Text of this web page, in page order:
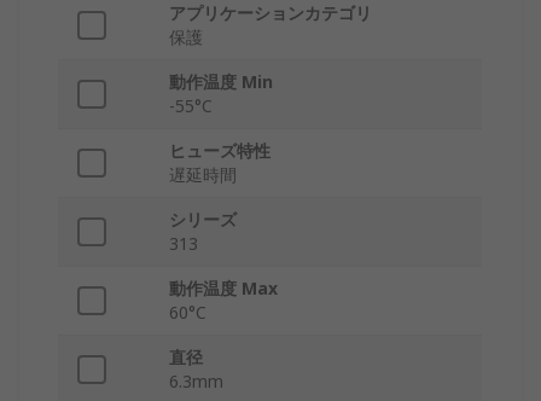
アプリケーションカテゴリ
保護
動作温度 Min
-55°C
ヒューズ特性
遅延時間
シリーズ
313
動作温度 Max
60°C
直径
6.3mm